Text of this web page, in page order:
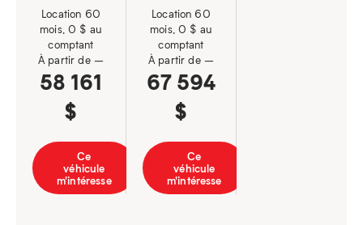
Location 60
mois, 0 $ au
comptant
À partir de –
58 161
$
Ce
véhicule
m'intéresse
Location 60
mois, 0 $ au
comptant
À partir de –
67 594
$
Ce
véhicule
m'intéresse